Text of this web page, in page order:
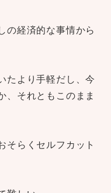
の経済的な事情から
たより手軽だし、今
、それともこのまま
そらくセルフカット